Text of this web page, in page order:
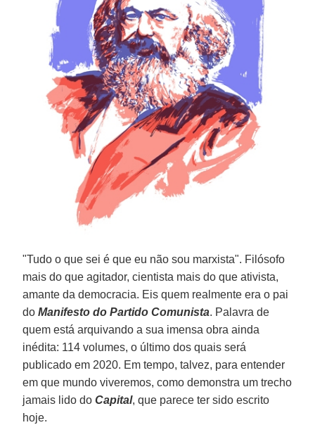
"Tudo o que sei é que eu não sou marxista". Filósofo
mais do que agitador, cientista mais do que ativista,
amante da democracia. Eis quem realmente era o pai
doManifesto do Partido Comunista. Palavra de
quem está arquivando a sua imensa obra ainda
inédita: 114 volumes, o último dos quais será
publicado em 2020. Em tempo, talvez, para entender
em que mundo viveremos, como demonstra um trecho
jamais lido doCapital, que parece ter sido escrito
hoje.